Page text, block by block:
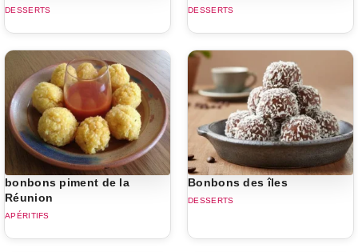
DESSERTS DESSERTS
bonbons piment de la
Réunion
APÉRITIFS
Bonbons des îles
DESSERTS